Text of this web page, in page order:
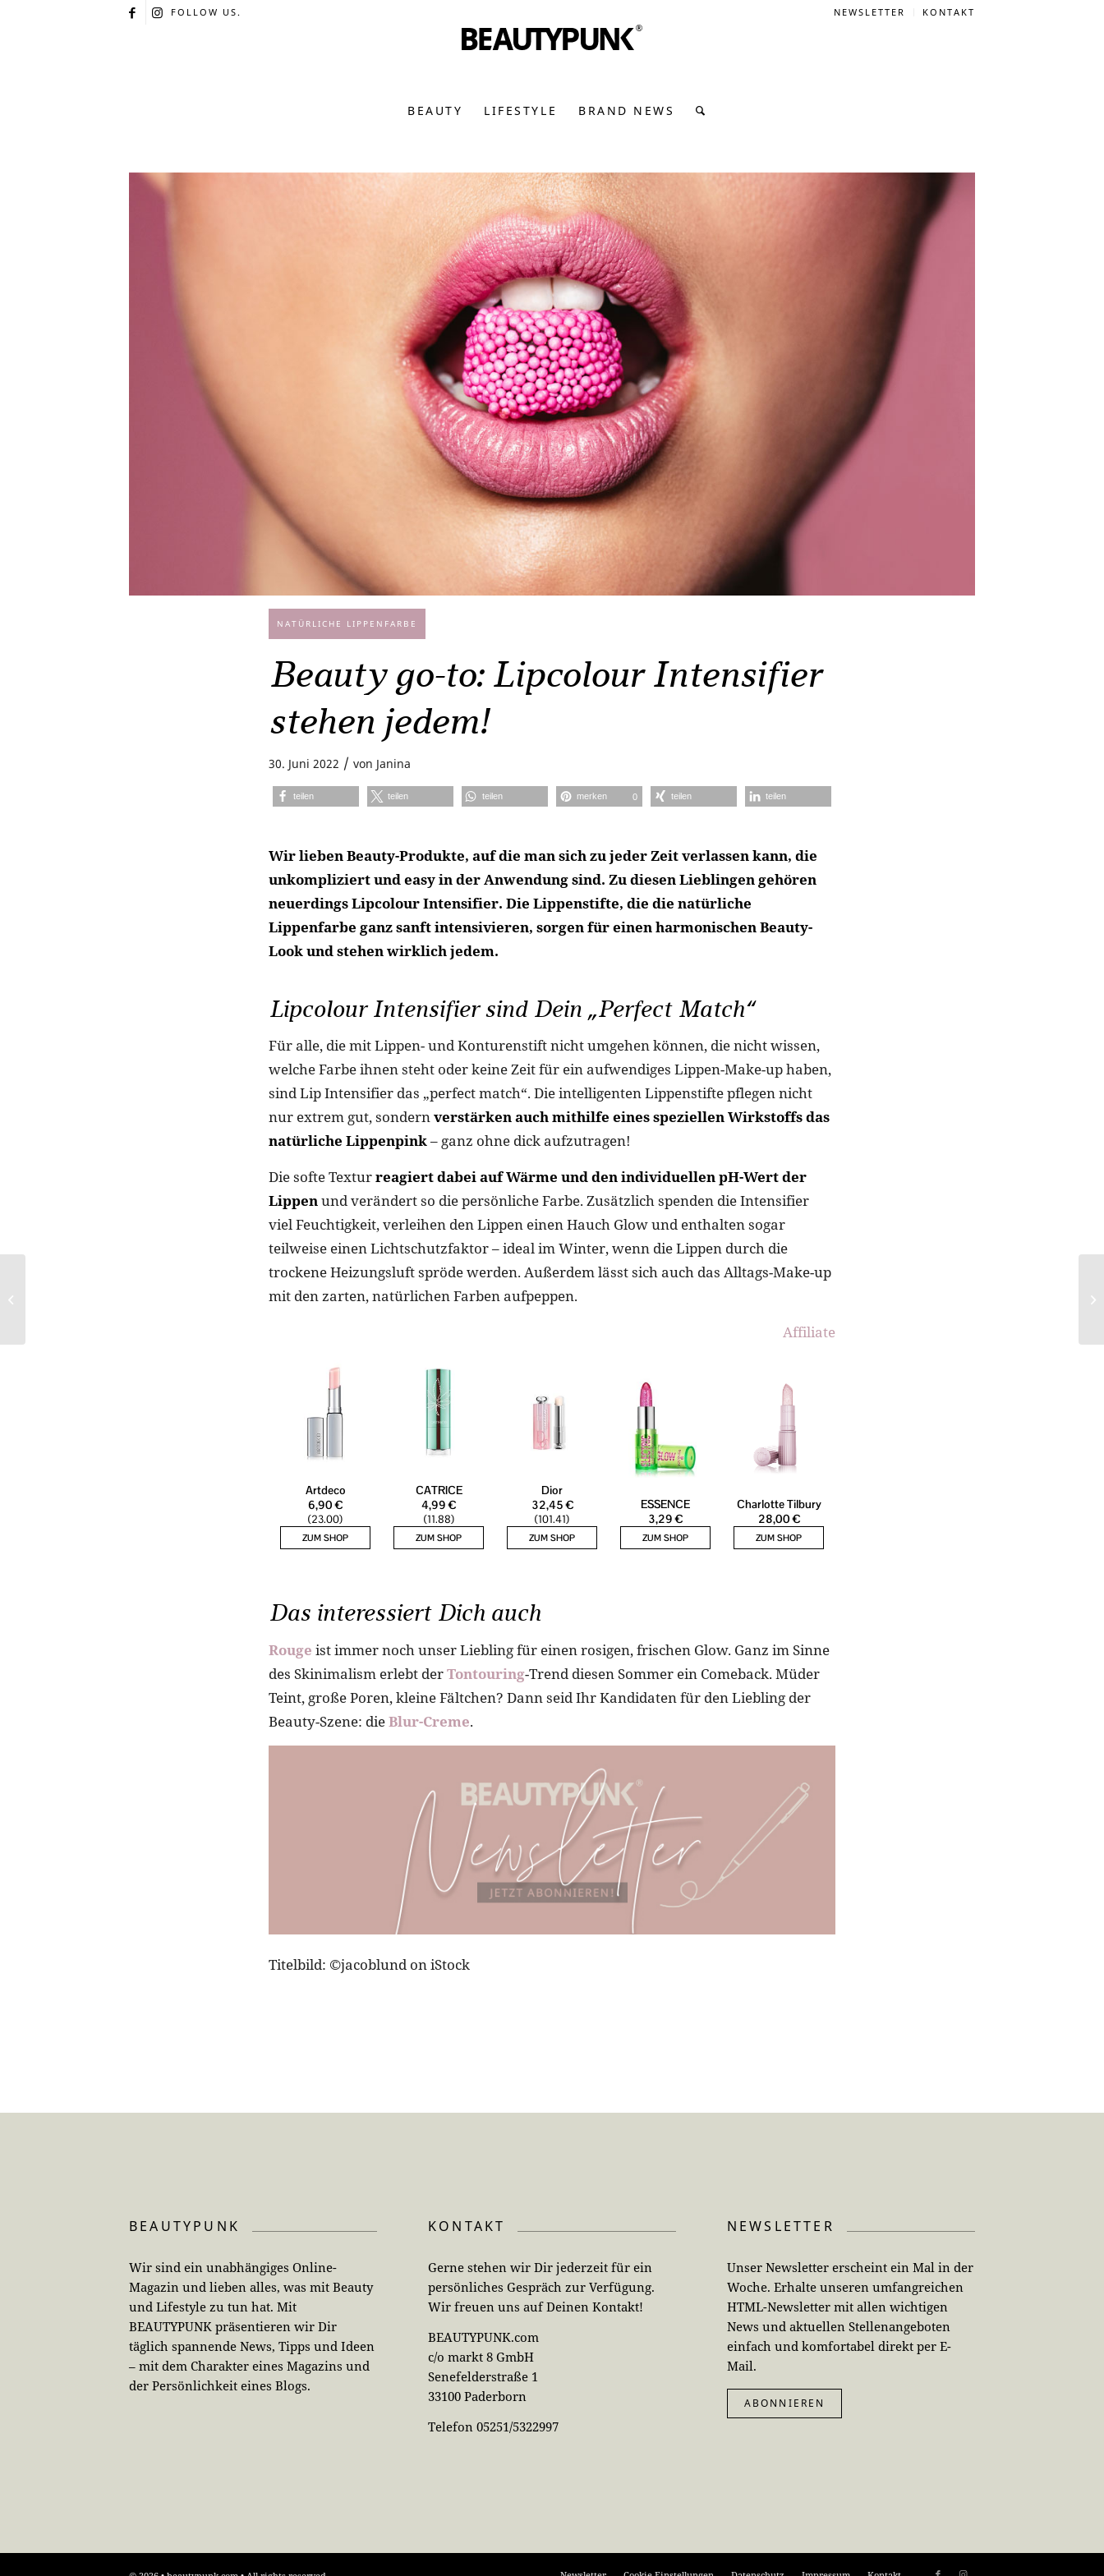
NEWSLETTER KONTAKT
FOLLOW US.
BEAUTY LIFESTYLE BRAND NEWS
NATÜRLICHE LIPPENFARBE
Beauty go-to: Lipcolour Intensifier
stehen jedem!
30. Juni 2022 / von Janina
teilen teilen teilen merken 0 teilen teilen
Wir lieben Beauty-Produkte, auf die man sich zu jeder Zeit verlassen kann, die
unkompliziert und easy in der Anwendung sind. Zu diesen Lieblingen gehören
neuerdings Lipcolour Intensifier. Die Lippenstifte, die die natürliche
Lippenfarbe ganz sanft intensivieren, sorgen für einen harmonischen Beauty-
Look und stehen wirklich jedem.
Lipcolour Intensifier sind Dein „Perfect Match“
Für alle, die mit Lippen- und Konturenstift nicht umgehen können, die nicht wissen,
welche Farbe ihnen steht oder keine Zeit für ein aufwendiges Lippen-Make-up haben,
sind Lip Intensifier das „perfect match“. Die intelligenten Lippenstifte pflegen nicht
nur extrem gut, sondernverstärken auch mithilfe eines speziellen Wirkstoffs das
natürliche Lippenpink– ganz ohne dick aufzutragen!
Die softe Texturreagiert dabei auf Wärme und den individuellen pH-Wert der
Lippenund verändert so die persönliche Farbe. Zusätzlich spenden die Intensifier
viel Feuchtigkeit, verleihen den Lippen einen Hauch Glow und enthalten sogar
teilweise einen Lichtschutzfaktor – ideal im Winter, wenn die Lippen durch die
trockene Heizungsluft spröde werden. Außerdem lässt sich auch das Alltags-Make-up
mit den zarten, natürlichen Farben aufpeppen.
Affiliate
Das interessiert Dich auch
Rouge ist immer noch unser Liebling für einen rosigen, frischen Glow. Ganz im Sinne
des Skinimalism erlebt derTontouring-Trend diesen Sommer ein Comeback. Müder
Teint, große Poren, kleine Fältchen? Dann seid Ihr Kandidaten für den Liebling der
Beauty-Szene: dieBlur-Creme.
Titelbild: ©jacoblund on iStock
BEAUTYPUNK
Wir sind ein unabhängiges Online-
Magazin und lieben alles, was mit Beauty
und Lifestyle zu tun hat. Mit
BEAUTYPUNK präsentieren wir Dir
täglich spannende News, Tipps und Ideen
– mit dem Charakter eines Magazins und
der Persönlichkeit eines Blogs.
KONTAKT
Gerne stehen wir Dir jederzeit für ein
persönliches Gespräch zur Verfügung.
Wir freuen uns auf Deinen Kontakt!
BEAUTYPUNK.com
c/o markt 8 GmbH
Senefelderstraße 1
33100 Paderborn
Telefon 05251/5322997
NEWSLETTER
Unser Newsletter erscheint ein Mal in der
Woche. Erhalte unseren umfangreichen
HTML-Newsletter mit allen wichtigen
News und aktuellen Stellenangeboten
einfach und komfortabel direkt per E-
Mail.
ABONNIEREN